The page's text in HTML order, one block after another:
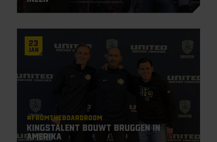
23
Jan
#Fromtheboardroom
KingsTalent bouwt bruggen in
Amerika